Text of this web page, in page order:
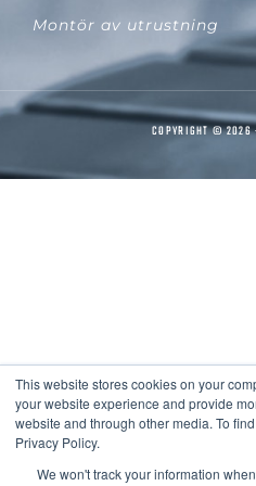
This website stores cookies on your
your website experience and provide
website and through other media. To
Privacy Policy.
We won't track your information
Montör av utrustning
COPYRIGHT © 2026